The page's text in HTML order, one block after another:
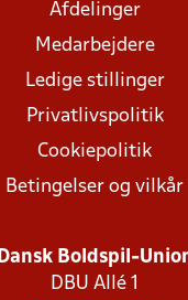
Afdelinger
Medarbejdere
Ledige stillinger
Privatlivspolitik
Cookiepolitik
Betingelser og vilkår
Dansk Boldspil-
DBU Allé 1